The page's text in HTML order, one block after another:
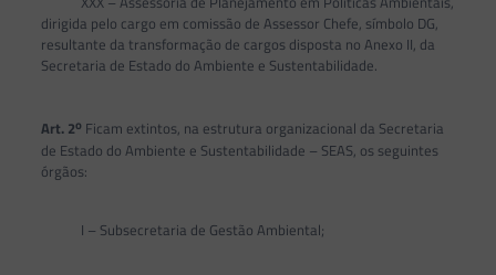
dirigida pelo cargo em comissão de Assessor Chefe, símbolo DG,
resultante da transformação de cargos disposta no Anexo II, da
Secretaria de Estado do Ambiente e Sustentabilidade.
Art. 2o Ficam extintos, na estrutura organizacional da Secretaria
de Estado do Ambiente e Sustentabilidade – SEAS, os seguintes
órgãos:
I – Subsecretaria de Gestão Ambiental;